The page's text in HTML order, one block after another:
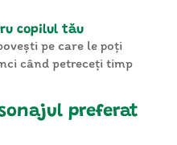
copilul tău
pe care le poți
când petreceți timp
preferat